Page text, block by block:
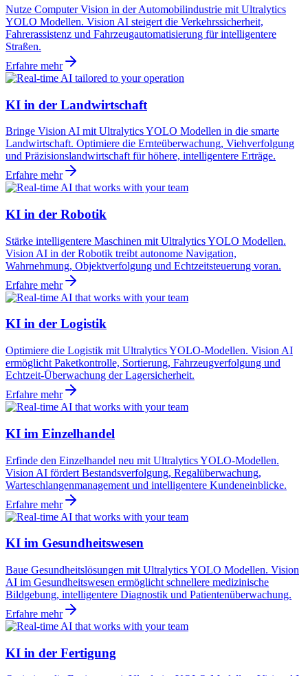
Nutze Computer Vision in der Automobilindustrie mit Ultralytics
YOLO Modellen. Vision AI steigert die Verkehrssicherheit,
Fahrerassistenz und Fahrzeugautomatisierung für intelligentere
Straßen.
Erfahre mehr
KI in der Landwirtschaft
Bringe Vision AI mit Ultralytics YOLO Modellen in die smarte
Landwirtschaft. Optimiere die Ernteüberwachung, Viehverfolgung
und Präzisionslandwirtschaft für höhere, intelligentere Erträge.
Erfahre mehr
KI in der Robotik
Stärke intelligentere Maschinen mit Ultralytics YOLO Modellen.
Vision AI in der Robotik treibt autonome Navigation,
Wahrnehmung, Objektverfolgung und Echtzeitsteuerung voran.
Erfahre mehr
KI in der Logistik
Optimiere die Logistik mit Ultralytics YOLO-Modellen. Vision AI
ermöglicht Paketkontrolle, Sortierung, Fahrzeugverfolgung und
Echtzeit-Überwachung der Lagersicherheit.
Erfahre mehr
KI im Einzelhandel
Erfinde den Einzelhandel neu mit Ultralytics YOLO-Modellen.
Vision AI fördert Bestandsverfolgung, Regalüberwachung,
Warteschlangenmanagement und intelligentere Kundeneinblicke.
Erfahre mehr
KI im Gesundheitswesen
Baue Gesundheitslösungen mit Ultralytics YOLO Modellen. Vision
AI im Gesundheitswesen ermöglicht schnellere medizinische
Bildgebung, intelligentere Diagnostik und Patientenüberwachung.
Erfahre mehr
KI in der Fertigung